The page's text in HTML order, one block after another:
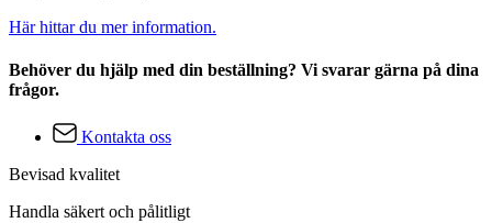
Här hittar du mer information.
Behöver du hjälp med din beställning? Vi svarar gärna på dina
frågor.
Kontakta oss
Bevisad kvalitet
Handla säkert och pålitligt